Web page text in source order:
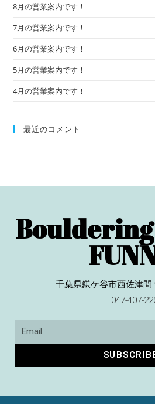
8月の営業案内です！
7月の営業案内です！
6月の営業案内です！
5月の営業案内です！
4月の営業案内です！
最近のコメント
千葉県鎌ケ谷市西佐津間
047-407-